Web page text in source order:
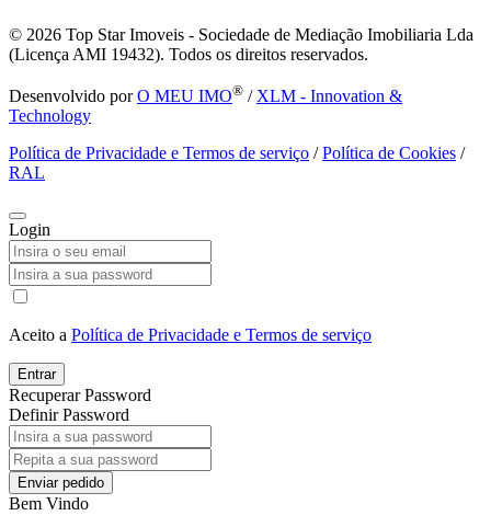
© 2026 Top Star Imoveis - Sociedade de Mediação Imobiliaria Lda
(Licença AMI 19432). Todos os direitos reservados.
Desenvolvido porO MEU IMO® / XLM - Innovation &
Technology
Política de Privacidade e Termos de serviço /Política de Cookies /
RAL
Login
Aceito a Política de Privacidade e Termos de serviço
Entrar
Recuperar Password
Definir Password
Enviar pedido
Bem Vindo